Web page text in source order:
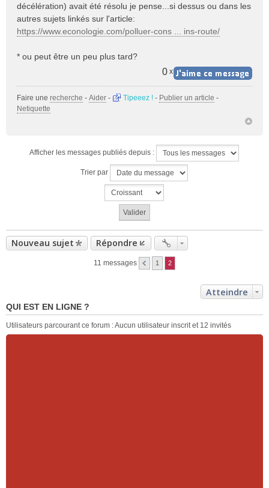
g
e
n
o
l
décélération) avait été résolu je pense...si dessus ou dans les
autres sujets linkés sur l'article:
https://www.econologie.com/polluer-cons ... ins-route/
* ou peut être un peu plus tard?
0 x
Faire une recherche - Aider - Tipeeez ! - Publier un article -
Netiquette
Afficher les messages publiés depuis :
Trier par
Nouveau sujet Répondre
11 messages 1 2
Atteindre
QUI EST EN LIGNE ?
Utilisateurs parcourant ce forum : Aucun utilisateur inscrit et 12 invités